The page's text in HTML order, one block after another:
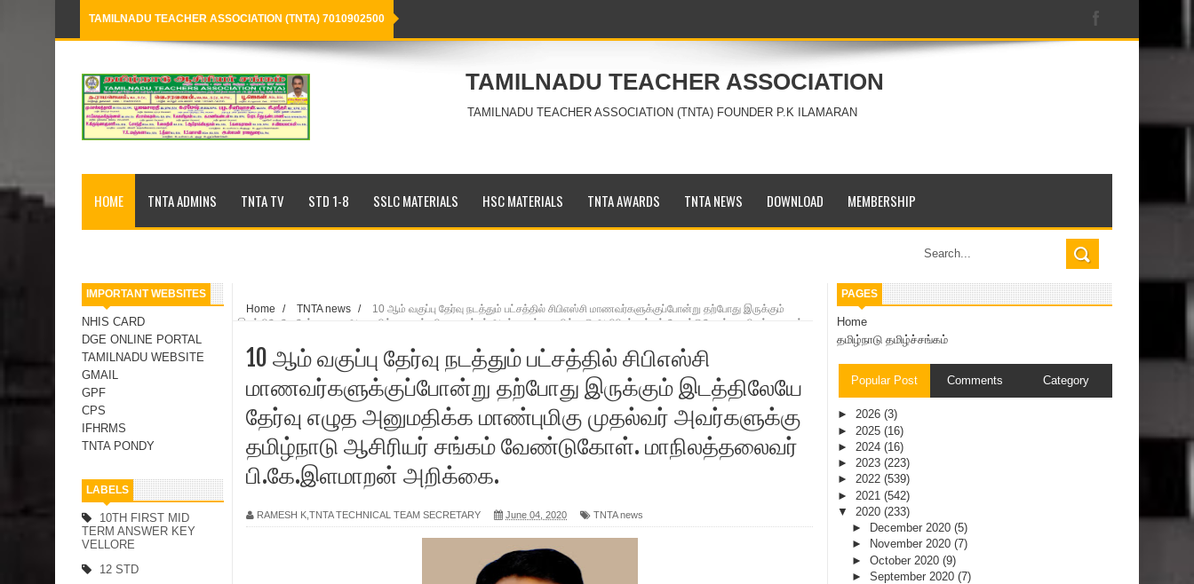
TAMILNADU TEACHER ASSOCIATION (TNTA) 7010902500
Loading...
TAMILNADU TEACHER ASSOCIATION
TAMILNADU TEACHER ASSOCIATION (TNTA) FOUNDER P.K ILAMARAN
HOME TNTA ADMINS TNTA TV STD 1-8 SSLC MATERIALS HSC MATERIALS TNTA AWARDS TNTA NEWS DOWNLOAD MEMBERSHIP
IMPORTANT WEBSITES
NHIS CARD
DGE ONLINE PORTAL
TAMILNADU WEBSITE
GMAIL
GPF
CPS
IFHRMS
TNTA PONDY
LABELS
10TH FIRST MID
TERM ANSWER KEY
VELLORE
12 STD
Home / TNTA news /
10 ஆம் வகுப்பு தேர்வு நடத்தும் பட்சத்தில் சிபிஎஸ்சி மாணவர்களுக்குப்போன்று தற்போது இருக்கும்
இடத்திலேயே தேர்வு எழுத அனுமதிக்க மாண்புமிகு முதல்வர் அவர்களுக்கு தமிழ்நாடு ஆசிரியர் சங்கம் வேண்டுகோள். மாநிலத்தலைவர்
10 ஆம் வகுப்பு தேர்வு நடத்தும் பட்சத்தில் சிபிஎஸ்சி
மாணவர்களுக்குப்போன்று தற்போது இருக்கும் இடத்திலேயே
தேர்வு எழுத அனுமதிக்க மாண்புமிகு முதல்வர் அவர்களுக்கு
தமிழ்நாடு ஆசிரியர் சங்கம் வேண்டுகோள். மாநிலத்தலைவர்
பி.கே.இளமாறன் அறிக்கை.
RAMESH K,TNTA TECHNICAL TEAM SECRETARY June 04, 2020 TNTA news
PAGES
Home
தமிழ்நாடு தமிழ்ச்சங்கம்
Popular Post Comments Category
► 2026 (3)
► 2025 (16)
► 2024 (16)
► 2023 (223)
► 2022 (539)
► 2021 (542)
▼ 2020 (233)
►
December 2020 (5)
►
November 2020 (7)
► October 2020 (9)
► September 2020 (7)